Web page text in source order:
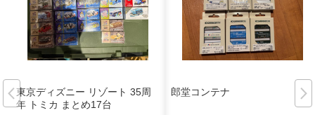
東京ディズニー リゾート 35周
年 トミカ まとめ17台
郎堂コンテナ